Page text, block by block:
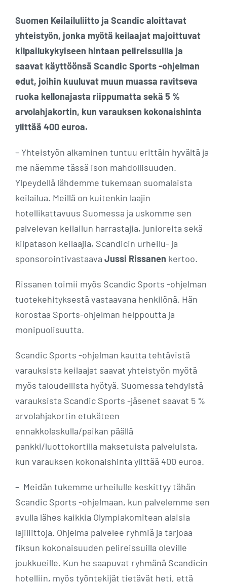
Suomen Keilailuliitto ja Scandic aloittavat
yhteistyön, jonka myötä keilaajat majoittuvat
kilpailukykyiseen hintaan pelireissuilla ja
saavat käyttöönsä Scandic Sports -ohjelman
edut, joihin kuuluvat muun muassa ravitseva
ruoka kellonajasta riippumatta sekä 5 %
arvolahjakortin, kun varauksen kokonaishinta
ylittää 400 euroa.
– Yhteistyön alkaminen tuntuu erittäin hyvältä ja
me näemme tässä ison mahdollisuuden.
Ylpeydellä lähdemme tukemaan suomalaista
keilailua. Meillä on kuitenkin laajin
hotellikattavuus Suomessa ja uskomme sen
palvelevan keilailun harrastajia, junioreita sekä
kilpatason keilaajia, Scandicin urheilu- ja
sponsorointivastaava Jussi Rissanen kertoo.
Rissanen toimii myös Scandic Sports -ohjelman
tuotekehityksestä vastaavana henkilönä. Hän
korostaa Sports-ohjelman helppoutta ja
monipuolisuutta.
Scandic Sports -ohjelman kautta tehtävistä
varauksista keilaajat saavat yhteistyön myötä
myös taloudellista hyötyä. Suomessa tehdyistä
varauksista Scandic Sports -jäsenet saavat 5 %
arvolahjakortin etukäteen
ennakkolaskulla/paikan päällä
pankki/luottokortilla maksetuista palveluista,
kun varauksen kokonaishinta ylittää 400 euroa.
– Meidän tukemme urheilulle keskittyy tähän
Scandic Sports -ohjelmaan, kun palvelemme sen
avulla lähes kaikkia Olympiakomitean alaisia
lajiliittoja. Ohjelma palvelee ryhmiä ja tarjoaa
fiksun kokonaisuuden pelireissuilla oleville
joukkueille. Kun he saapuvat ryhmänä Scandicin
hotelliin, myös työntekijät tietävät heti, että